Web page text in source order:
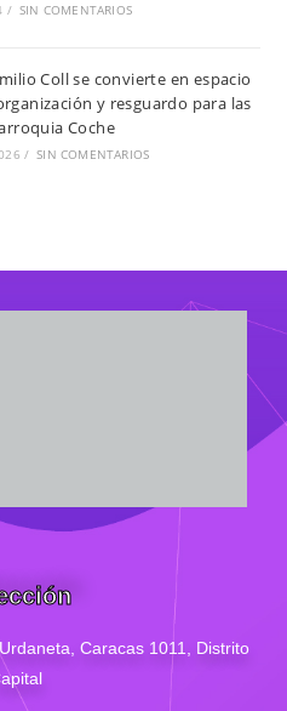
/ SIN COMENTARIOS
Coll se convierte en espacio
y resguardo para las
Coche
/ SIN COMENTARIOS
Caracas 1011, Distrito